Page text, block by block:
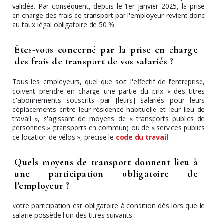
validée. Par conséquent, depuis le 1er janvier 2025, la prise
en charge des frais de transport par l'employeur revient donc
au taux légal obligatoire de 50 %.
Êtes-vous concerné par la prise en charge
des frais de transport de vos salariés ?
Tous les employeurs, quel que soit l'effectif de l'entreprise,
doivent prendre en charge une partie du prix « des titres
d'abonnements souscrits par [leurs] salariés pour leurs
déplacements entre leur résidence habituelle et leur lieu de
travail », s'agissant de moyens de « transports publics de
personnes » (transports en commun) ou de « services publics
de location de vélos », précise le code du travail.
Quels moyens de transport donnent lieu à
une participation obligatoire de
l'employeur ?
Votre participation est obligatoire à condition dès lors que le
salarié possède l'un des titres suivants :